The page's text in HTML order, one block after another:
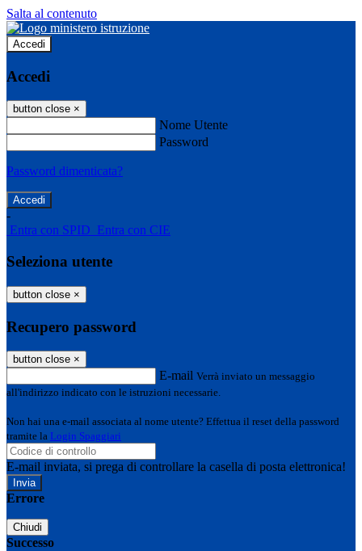
Salta al contenuto
Accedi
Accedi
button close ×
Nome Utente
Password
Password dimenticata?
-
Entra con SPID Entra con CIE
Seleziona utente
button close ×
Recupero password
button close ×
E-mail Verrà inviato un messaggio
all'indirizzo indicato con le istruzioni necessarie.
Non hai una e-mail associata al nome utente? Effettua il reset della password
tramite la Login Spaggiari
E-mail inviata, si prega di controllare la casella di posta elettronica!
Errore
Chiudi
Successo